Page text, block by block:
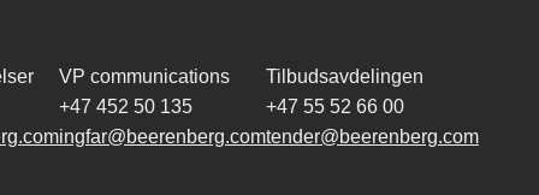
VP communications
+47 452 50 135
ingfar@beerenberg.com
Tilbudsavdelingen
+47 55 52 66 00
tender@beerenberg.com